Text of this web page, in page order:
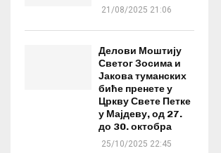
21/08/2025 21:06
Делови Моштију
Светог Зосима и
Јакова туманских
биће пренете у
Цркву Свете Петке
у Мајдеву, од 27.
до 30. октобра
25/10/2025 22:45